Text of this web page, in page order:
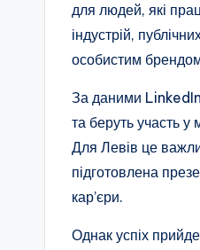
для людей, які
індустрій,
особистим
За даними
та беруть участь
Для Левів це
підготовлена
кар’єри.
Однак успіх